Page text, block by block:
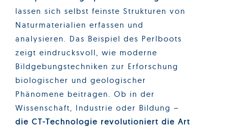
lassen sich selbst feinste Strukturen von
Naturmaterialien erfassen und
analysieren. Das Beispiel des Perlboots
zeigt eindrucksvoll, wie moderne
Bildgebungstechniken zur Erforschung
biologischer und geologischer
Phänomene beitragen. Ob in der
Wissenschaft, Industrie oder Bildung –
die CT-Technologie revolutioniert die Art